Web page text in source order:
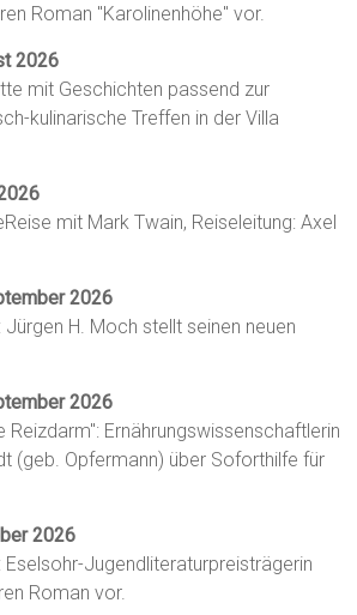
Roman "Karolinenhöhe" vor.
2026
mit Geschichten passend zur
kulinarische Treffen in der Villa
mit Mark Twain, Reiseleitung: Axel
2026
H. Moch stellt seinen neuen
2026
Reizdarm": Ernährungswissenschaftlerin
(geb. Opfermann) über Soforthilfe für
2026
Eselsohr-Jugendliteraturpreisträgerin
Roman vor.